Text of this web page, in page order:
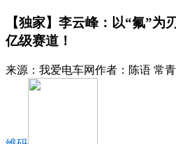
【独家】李云峰：以“氟”为
亿级赛道！
来源： 我爱电车网作者： 陈语 常